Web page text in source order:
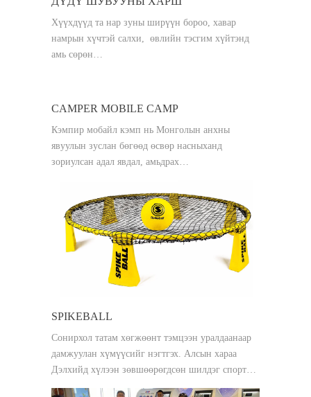
Хүүхдүүд та нар зуны ширүүн бороо, хавар
намрын хүчтэй салхи, өвлийн тэсгим хүйтэнд
амь сөрөн…
CAMPER MOBILE CAMP
Кэмпир мобайл кэмп нь Монголын анхны
явуулын зуслан бөгөөд өсвөр насныханд
зориулсан адал явдал, амьдрах…
SPIKEBALL
Сонирхол татам хөгжөөнт тэмцээн уралдаанаар
дамжуулан хүмүүсийг нэгтгэх. Алсын хараа
Дэлхийд хүлээн зөвшөөрөгдсөн шилдэг спорт…